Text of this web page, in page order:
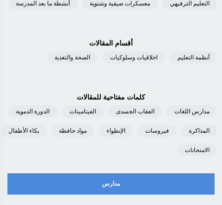
التعليم الترفيهي معسكرات صيفية وشتوية أنشطة ما بعد المدرسة
أقسام المقالات
أنظمة التعليم اخلاقيات وسلوكيات الصحة والتغذية
كلمات مفتاحية للمقالات
مدارس اللغات العقاب الجسدى الفيتامينات الدورة الدموية
المذاكرة فيروسات الإنطواء مواد حافظة بكاء الأطفال
الامتحانات
مدارس